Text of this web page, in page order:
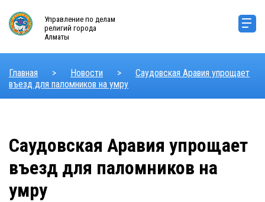
Управление по делам
религий города
Алматы
Главная > Новости >
Саудовская Аравия упрощает
въезд для паломников на умру
Саудовская Аравия упрощает
въезд для паломников на
умру